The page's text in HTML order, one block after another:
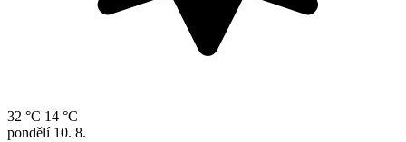
32 °C 14 °C
pondělí 10. 8.